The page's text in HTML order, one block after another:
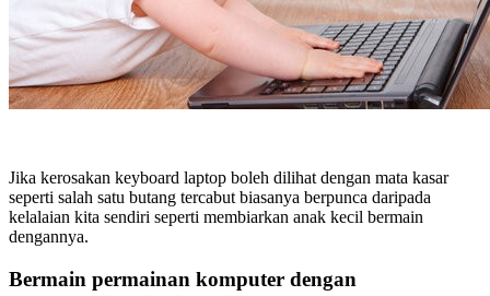
Jika kerosakan keyboard laptop boleh dilihat dengan mata kasar
seperti salah satu butang tercabut biasanya berpunca daripada
kelalaian kita sendiri seperti membiarkan anak kecil bermain
dengannya.
Bermain permainan komputer dengan